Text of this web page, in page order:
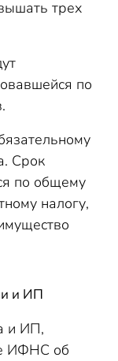
трех
по
Срок
по общему
налогу,
и ИП
и ИП,
ИФНС об